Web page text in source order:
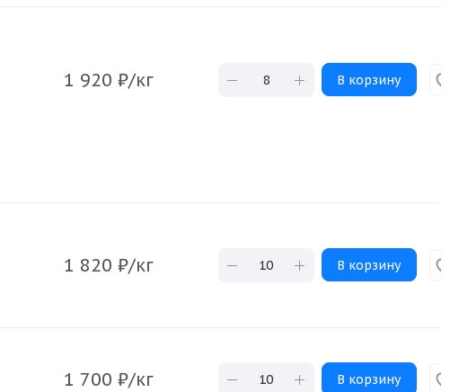
1 920 ₽/кг В корзину
1 820 ₽/кг В корзину
1 700 ₽/кг В корзину